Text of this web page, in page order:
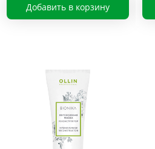
Добавить в корзину